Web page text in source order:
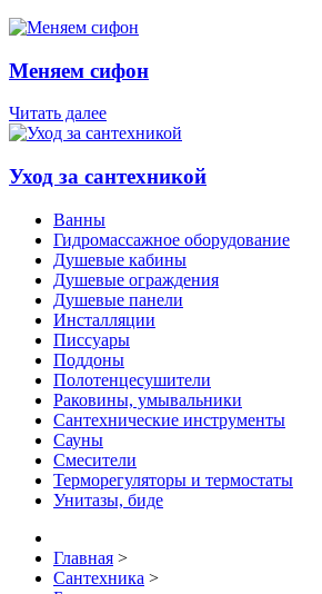
Меняем сифон
Читать далее
Уход за сантехникой
Ванны
Гидромассажное оборудование
Душевые кабины
Душевые ограждения
Душевые панели
Инсталляции
Писсуары
Поддоны
Полотенцесушители
Раковины, умывальники
Сантехнические инструменты
Сауны
Смесители
Терморегуляторы и термостаты
Унитазы, биде
Главная >
Сантехника >